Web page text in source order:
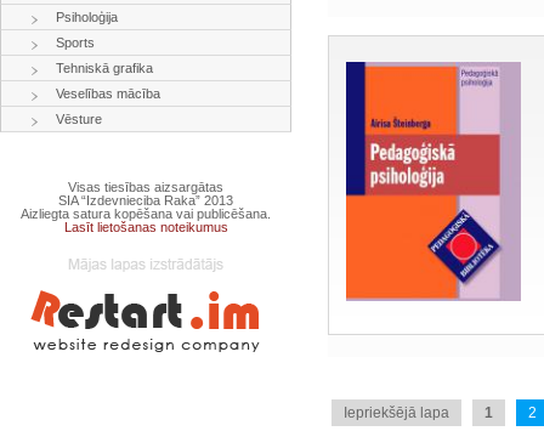
Psiholoģija
Sports
Tehniskā grafika
Veselības mācība
Vēsture
Visas tiesības aizsargātas
SIA “Izdevnieciba Raka” 2013
Aizliegta satura kopēšana vai publicēšana.
Lasīt lietošanas noteikumus
Iepriekšējā lapa 1 2